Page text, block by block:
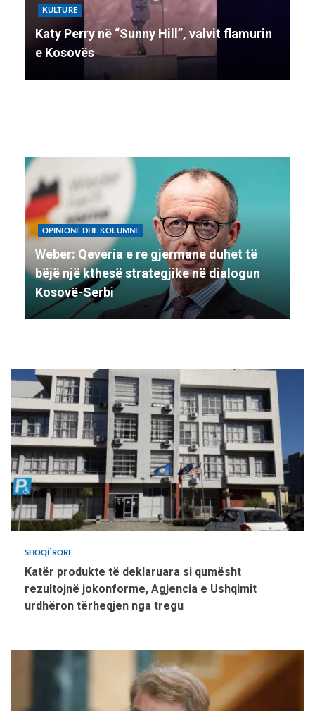
KULTURË
Katy Perry në “Sunny Hill”, valvit flamurin
e Kosovës
OPINIONE DHE KOLUMNE
Weber: Qeveria e re gjermane duhet të
bëjë një kthesë strategjike në dialogun
Kosovë-Serbi
SHOQËRORE
Katër produkte të deklaruara si qumësht
rezultojnë jokonforme, Agjencia e Ushqimit
urdhëron tërheqjen nga tregu